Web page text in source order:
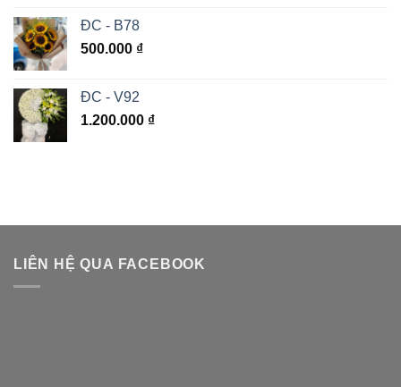
ĐC - B78
500.000 ₫
ĐC - V92
1.200.000 ₫
LIÊN HỆ QUA FACEBOOK